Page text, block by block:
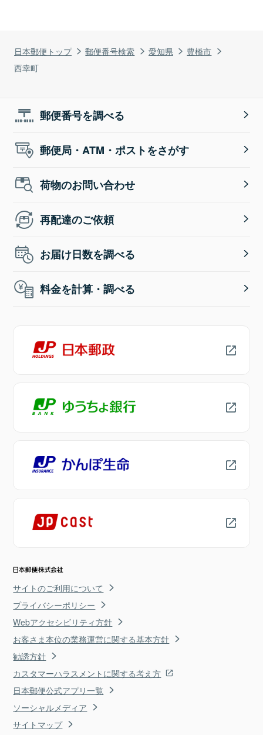
日本郵便トップ 郵便番号検索 愛知県
豊橋市
西幸町
郵便番号を調べる
郵便局・ATM・ポストをさがす
荷物のお問い合わせ
再配達のご依頼
お届け日数を調べる
料金を計算・調べる
サイトのご利用について
プライバシーポリシー
Webアクセシビリティ方針
お客さま本位の業務運営に関する基本方針
勧誘方針
カスタマーハラスメントに関する考え方
日本郵便公式アプリ一覧
ソーシャルメディア
サイトマップ